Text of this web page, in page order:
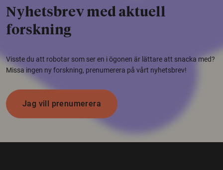
Nyhetsbrev med aktuell
forskning
Visste du att robotar som ser en i ögonen är lättare att snacka med?
Missa ingen ny forskning, prenumerera på vårt nyhetsbrev!
Jag vill prenumerera